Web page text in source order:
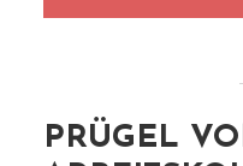
PRÜGEL